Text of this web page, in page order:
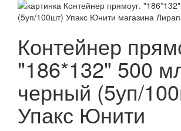
Контейнер
"186*132" 500
черный (5уп/
Упакс Юнити